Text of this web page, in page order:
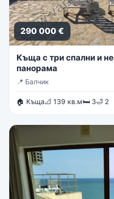
290 000 €
Къща с три спални и
панорама
📍 Балчик
🏠 Къща📐 139 кв.м🛏 3🛁 2